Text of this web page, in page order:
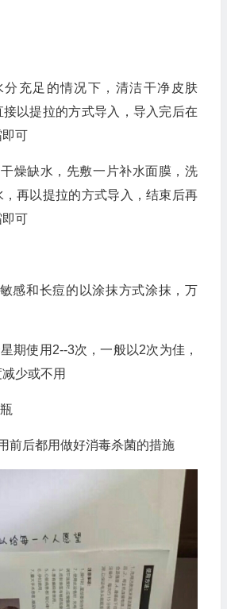
分充足的情况下，清洁干净皮肤
接以提拉的方式导入，导入完后在
可
燥缺水，先敷一片补水面膜，洗
再以提拉的方式导入，结束后再
可
感和长痘的以涂抹方式涂抹，万
期使用2--3次，一般以2次为佳，
少或不用
前后都用做好消毒杀菌的措施